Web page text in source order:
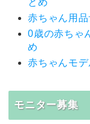
とめ
赤ちゃん用
0歳の赤ちゃ
め
赤ちゃんモ
モニター募集